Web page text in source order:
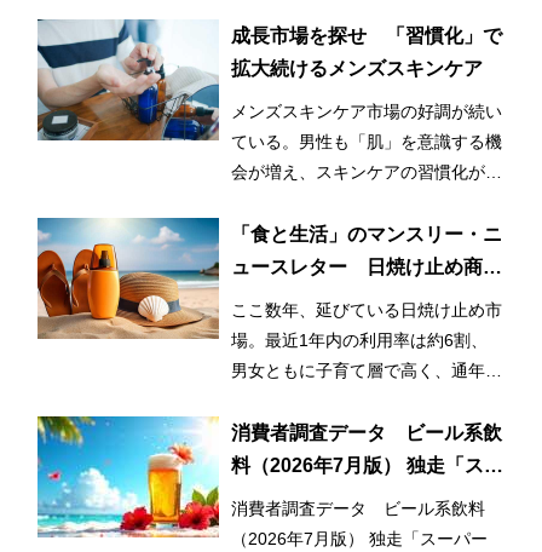
成長市場を探せ 「習慣化」で
拡大続けるメンズスキンケア
メンズスキンケア市場の好調が続い
ている。男性も「肌」を意識する機
会が増え、スキンケアの習慣化が始
「食と生活」のマンスリー・ニ
ュースレター 日焼け止め商品
の利用率が3割増！ 日常的かつ
早期化・長期化する日焼け止め
市場
ここ数年、延びている日焼け止め市
場。最近1年内の利用率は約6割、
男女ともに子育て層で高く、通年利
とつの要因となっている。
消費者調査データ ビール系飲
料（2026年7月版） 独走「スー
パードライ」、今後意向はダブ
ルスコアに
消費者調査データ ビール系飲料
（2026年7月版） 独走「スーパー